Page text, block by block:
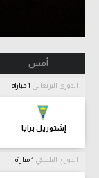
أمس
الدوري البرتغالي
إشتوريل برايا
الدوري البلجيكي